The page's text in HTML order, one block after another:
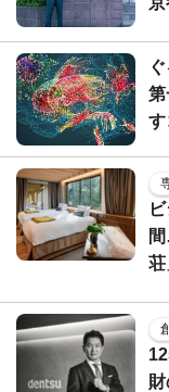
第
す
荘